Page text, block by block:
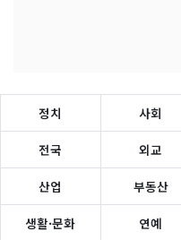
정치 사회
전국 외교
산업 부동산
생활·문화 연예